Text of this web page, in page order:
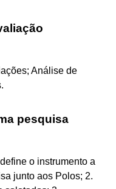
Análise de
pesquisa
o instrumento a
junto aos Polos; 2.